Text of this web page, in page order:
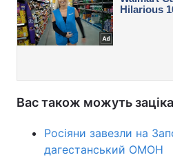
Вас також можуть
Росіяни завезли на
дагестанський ОМОН